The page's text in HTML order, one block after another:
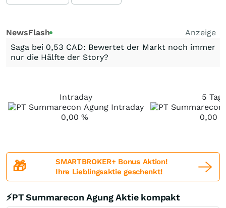
NewsFlash
Anzeige
Saga bei 0,53 CAD: Bewertet der Markt noch immer
nur die Hälfte der Story?
Intraday
0,00 %
5
0,00
🎁
SMARTBROKER+ Bonus Aktion!
Ihre Lieblingsaktie geschenkt!
⚡PT Summarecon Agung Aktie kompakt